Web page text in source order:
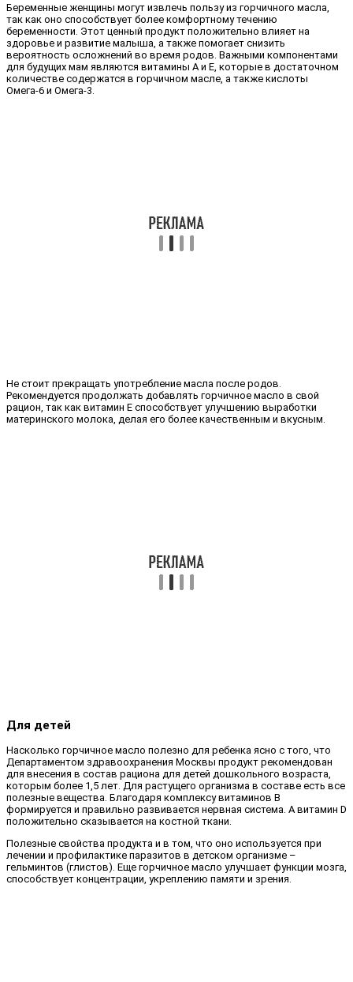
Беременные женщины могут извлечь пользу из горчичного масла,
так как оно способствует более комфортному течению
беременности. Этот ценный продукт положительно влияет на
здоровье и развитие малыша, а также помогает снизить
вероятность осложнений во время родов. Важными компонентами
для будущих мам являются витамины А и Е, которые в достаточном
количестве содержатся в горчичном масле, а также кислоты
Омега-6 и Омега-3.
Не стоит прекращать употребление масла после родов.
Рекомендуется продолжать добавлять горчичное масло в свой
рацион, так как витамин Е способствует улучшению выработки
материнского молока, делая его более качественным и вкусным.
Для детей
Насколько горчичное масло полезно для ребенка ясно с того, что
Департаментом здравоохранения Москвы продукт рекомендован
для внесения в состав рациона для детей дошкольного возраста,
которым более 1,5 лет. Для растущего организма в составе есть все
полезные вещества. Благодаря комплексу витаминов B
формируется и правильно развивается нервная система. А витамин D
положительно сказывается на костной ткани.
Полезные свойства продукта и в том, что оно используется при
лечении и профилактике паразитов в детском организме –
гельминтов (глистов). Еще горчичное масло улучшает функции мозга,
способствует концентрации, укреплению памяти и зрения.